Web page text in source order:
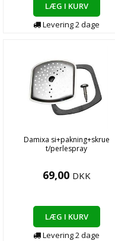
LÆG I KURV
Levering2dage
Damixa si+pakning+skrue
t/perlespray
69,00 DKK
LÆG I KURV
Levering2dage